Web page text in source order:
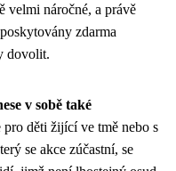
velmi náročné, a právě
zdarma
dovolit.
v sobě také
pro děti žijící ve tmě nebo s
se akce zúčastní, se